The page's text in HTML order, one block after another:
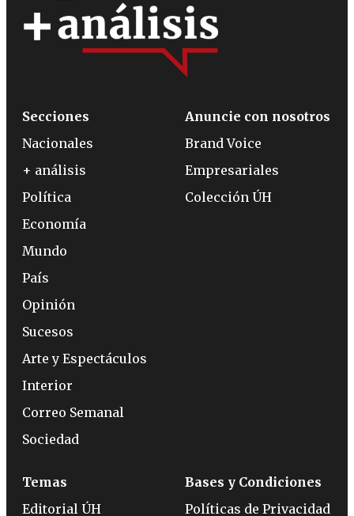
Secciones
Nacionales
+ análisis
Política
Economía
Mundo
País
Opinión
Sucesos
Arte y Espectáculos
Interior
Correo Semanal
Sociedad
Anuncie con nosotros
Brand Voice
Empresariales
Colección ÚH
Temas
Editorial ÚH
Bases y Condiciones
Políticas de Privacidad